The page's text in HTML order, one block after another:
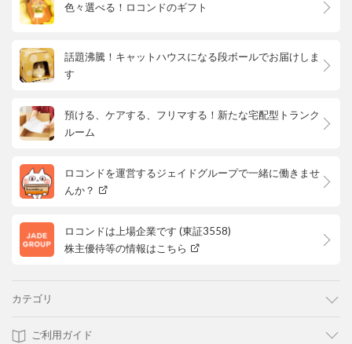
色々選べる！ロコンドのギフト
話題沸騰！キャットハウスになる段ボールでお届けしま
す
預ける、ケアする、フリマする！新たな宅配型トランク
ルーム
ロコンドを運営するジェイドグループで一緒に働きませ
んか？
ロコンドは上場企業です (東証3558)
株主優待等の情報はこちら
カテゴリ
ご利用ガイド